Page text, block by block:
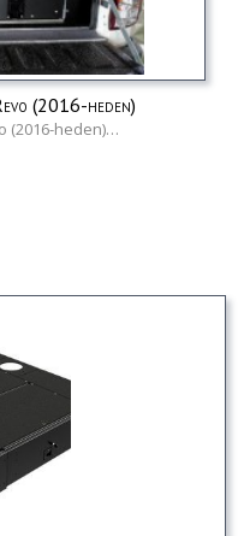
(2016-heden)
(2016-heden)…